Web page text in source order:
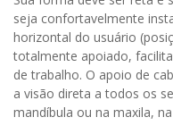
seja confortavelmente
horizontal do usuário
totalmente apoiado,
de trabalho. O apoio de
a visão direta a todos os
mandíbula ou na maxila,